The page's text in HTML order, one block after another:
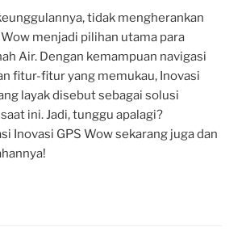
tidak mengherankan
menjadi pilihan utama para
Air. Dengan kemampuan navigasi
fitur-fitur yang memukau, Inovasi
layak disebut sebagai solusi
ini. Jadi, tunggu apalagi?
Inovasi GPS Wow sekarang juga dan